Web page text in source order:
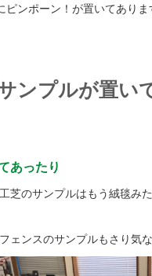
ピンポーン！が置いてありま
ンプルが置い
あったり
芝のサンプルはもう絨毯み
ェンスのサンプルもさり気